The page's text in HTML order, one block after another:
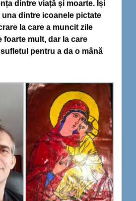
dintre viață și moarte. Își
dintre icoanele pictate
la care a muncit zile
foarte mult, dar la care
pentru a da o mână